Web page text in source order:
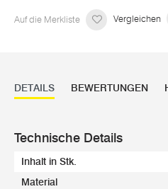
Auf die Merkliste Vergleichen
DETAILS BEWERTUNGEN
Technische Details
Inhalt in Stk.
Material